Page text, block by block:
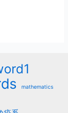
mathematics